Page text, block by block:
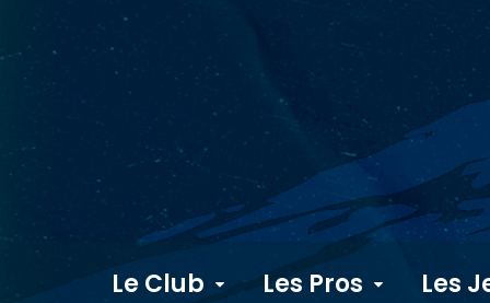
Le Club Les Pros Les